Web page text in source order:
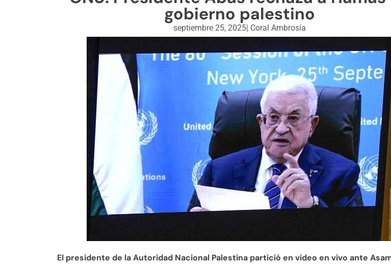
gobierno palestino
septiembre 25, 2025 Coral Ambrosía
El presidente de la Autoridad Nacional Palestina partició en video en vivo ante